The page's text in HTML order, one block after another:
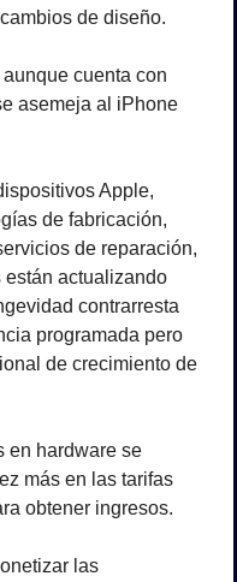
de diseño.
cuenta con
asemeja al iPhone
Apple,
de fabricación,
de reparación,
actualizando
contrarresta
programada pero
de crecimiento de
en hardware se
más en las tarifas
obtener ingresos.
las